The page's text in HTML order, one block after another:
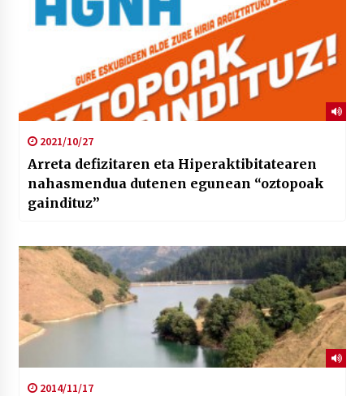
2021/10/27
Arreta defizitaren eta Hiperaktibitatearen
nahasmendua dutenen egunean “oztopoak
gaindituz”
2014/11/17